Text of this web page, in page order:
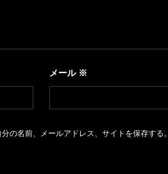
メール ※
の名前、メールアドレス、サイトを保存する。